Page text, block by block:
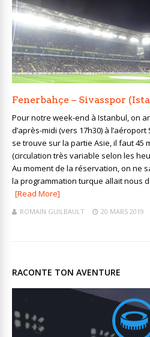
Fenerbahçe – Sivasspor
Pour notre week-end à Istanbul, on
d’après-midi (vers 17h30) à
se trouve sur la partie Asie, il faut 45
(circulation très variable selon les
Au moment de la réservation, on ne
la programmation turque allait nous
[Read More]
ROMAIN GUILBAULT 20 MARS 2019
RACONTE TON AVENTURE